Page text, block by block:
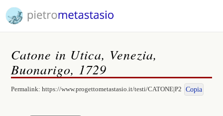
Catone in Utica, Venezia,
Buonarigo, 1729
Permalink:https://www.progettometastasio.it/testi/CATONE|P2 Copia